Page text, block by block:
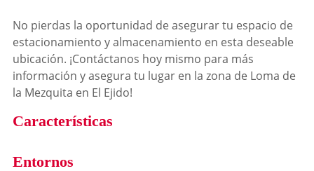
No pierdas la oportunidad de asegurar tu espacio de
estacionamiento y almacenamiento en esta deseable
ubicación. ¡Contáctanos hoy mismo para más
información y asegura tu lugar en la zona de Loma de
la Mezquita en El Ejido!
Características
Entornos